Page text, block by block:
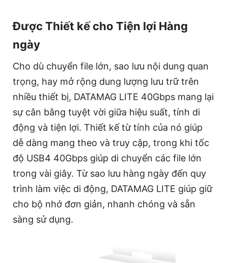
Được Thiết kế cho Tiện lợi Hàng
ngày
Cho dù chuyển file lớn, sao lưu nội dung quan
trọng, hay mở rộng dung lượng lưu trữ trên
nhiều thiết bị, DATAMAG LITE 40Gbps mang lại
sự cân bằng tuyệt vời giữa hiệu suất, tính di
động và tiện lợi. Thiết kế từ tính của nó giúp
dễ dàng mang theo và truy cập, trong khi tốc
độ USB4 40Gbps giúp di chuyển các file lớn
trong vài giây. Từ sao lưu hàng ngày đến quy
trình làm việc di động, DATAMAG LITE giúp giữ
cho bộ nhớ đơn giản, nhanh chóng và sẵn
sàng sử dụng.